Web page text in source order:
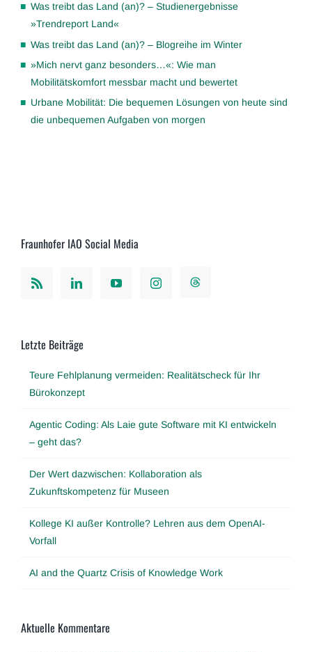
Was treibt das Land (an)? – Studienergebnisse
»Trendreport Land«
Was treibt das Land (an)? – Blogreihe im Winter
»Mich nervt ganz besonders…«: Wie man
Mobilitätskomfort messbar macht und bewertet
Urbane Mobilität: Die bequemen Lösungen von heute sind
die unbequemen Aufgaben von morgen
Fraunhofer IAO Social Media
Letzte Beiträge
Teure Fehlplanung vermeiden: Realitätscheck für Ihr
Bürokonzept
Agentic Coding: Als Laie gute Software mit KI entwickeln
– geht das?
Der Wert dazwischen: Kollaboration als
Zukunftskompetenz für Museen
Kollege KI außer Kontrolle? Lehren aus dem OpenAI-
Vorfall
AI and the Quartz Crisis of Knowledge Work
Aktuelle Kommentare